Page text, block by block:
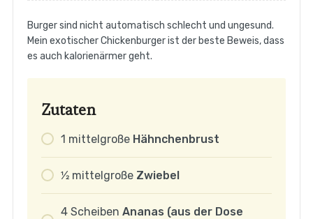
Burger sind nicht automatisch schlecht und ungesund.
Mein exotischer Chickenburger ist der beste Beweis, dass
es auch kalorienärmer geht.
Zutaten
1 mittelgroße Hähnchenbrust
1⁄2 mittelgroße Zwiebel
4 Scheiben Ananas (aus der Dose